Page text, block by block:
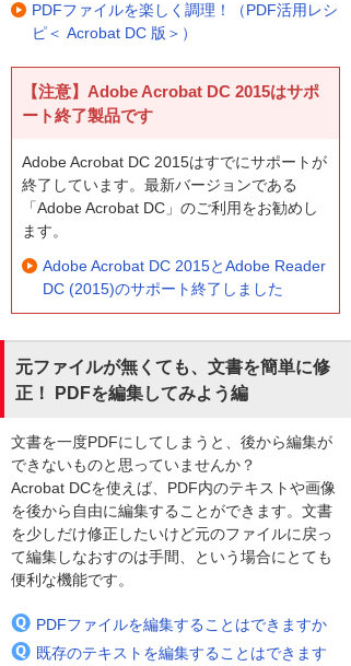
PDFファイルを楽しく調理！（PDF活用レシ
ピ＜ Acrobat DC 版＞）
【注意】Adobe Acrobat DC 2015はサポ
ート終了製品です
Adobe Acrobat DC 2015はすでにサポートが
終了しています。最新バージョンである
「Adobe Acrobat DC」のご利用をお勧めし
ます。
Adobe Acrobat DC 2015とAdobe Reader
DC (2015)のサポート終了しました
元ファイルが無くても、文書を簡単に修
正！ PDFを編集してみよう編
文書を一度PDFにしてしまうと、後から編集が
できないものと思っていませんか？
Acrobat DCを使えば、PDF内のテキストや画像
を後から自由に編集することができます。文書
を少しだけ修正したいけど元のファイルに戻っ
て編集しなおすのは手間、という場合にとても
便利な機能です。
PDFファイルを編集することはできますか
既存のテキストを編集することはできます